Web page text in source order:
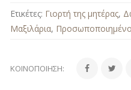
Ετικέτες: Γιορτή της μητέρας,
Μαξιλάρια,
ΚΟΙΝΟΠΟΊΗΣΗ: